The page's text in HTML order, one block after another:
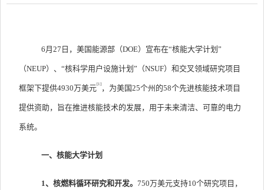
6月 27 日，美国能源部（DOE）宣布在“核能大学计划”
（NEUP）、“核科学用户设施计划”（NSUF）和交叉领域研究项目
框架下提供4930万美元[1] ，为美国25个州的58个先进核能技术项目
提供资助，旨在推进核能技术的发展，用于未来清洁、可靠的电力
系统。
一、核能大学计划
1、核燃料循环研究和开发。 750万美元支持10个研究项目，